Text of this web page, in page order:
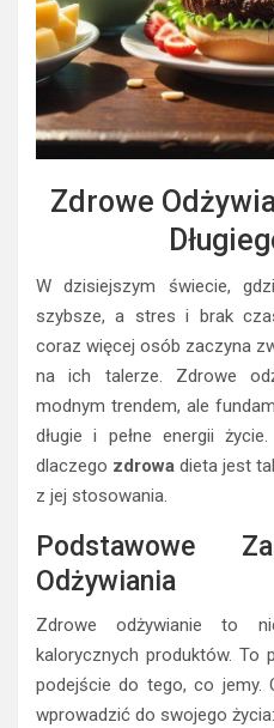
Zdrowe
W dzisiejszym świecie,
szybsze, a stres i brak
coraz więcej osób zaczyna
na ich talerze. Zdrowe
modnym trendem, ale
długie i pełne energii
dlaczego zdrowa dieta jest
z jej stosowania.
Podstawowe
Odżywiania
Zdrowe odżywianie to
kalorycznych produktów. To
podejście do tego, co jemy.
wprowadzić do swojego